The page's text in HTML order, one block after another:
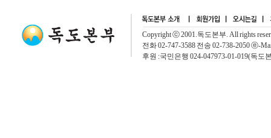
Copyright ⓒ 2001.독도본부. All rights
전화 02-747-3588 전송 02-738-2050 ⓔ-
후원 :국민은행 024-047973-01-019(독도